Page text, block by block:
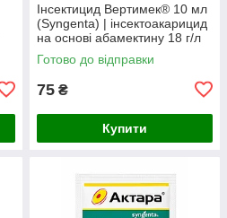
Інсектицид Вертимек® 10 мл
(Syngenta) | інсектоакарицид
на основі абамектину 18 г/л
від кліщів, трипсів та мінерів
Готово до відправки
75 ₴
Купити